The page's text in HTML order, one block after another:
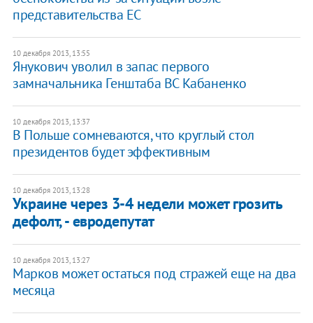
представительства ЕС
10 декабря 2013, 13:55
Янукович уволил в запас первого
замначальника Генштаба ВС Кабаненко
10 декабря 2013, 13:37
В Польше сомневаются, что круглый стол
президентов будет эффективным
10 декабря 2013, 13:28
Украине через 3-4 недели может грозить
дефолт, - евродепутат
10 декабря 2013, 13:27
Марков может остаться под стражей еще на два
месяца